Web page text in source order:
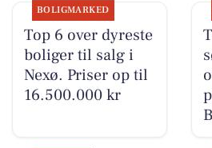
BOLIGMARKED
Top 6 over dyreste
boliger til salg i
Nexø. Priser op til
16.500.000 kr